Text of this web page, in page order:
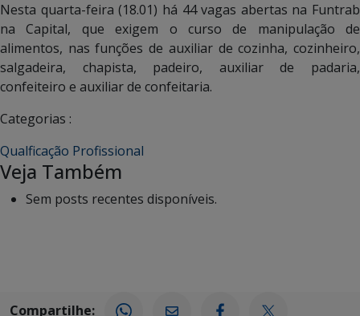
Nesta quarta-feira (18.01) há 44 vagas abertas na Funtrab
na Capital, que exigem o curso de manipulação de
alimentos, nas funções de auxiliar de cozinha, cozinheiro,
salgadeira, chapista, padeiro, auxiliar de padaria,
confeiteiro e auxiliar de confeitaria.
Categorias :
Qualficação Profissional
Veja Também
Sem posts recentes disponíveis.
Compartilhe: